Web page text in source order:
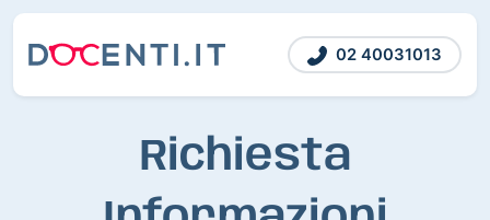
02 40031013
Richiesta